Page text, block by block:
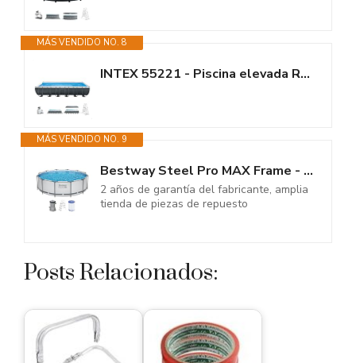
MÁS VENDIDO NO. 8
INTEX 55221 - Piscina elevada Rectangular Ultra XTR Frame 732x366x132 cm +...
MÁS VENDIDO NO. 9
Bestway Steel Pro MAX Frame - Juego de Piscina con Bomba de Filtro...
2 años de garantía del fabricante, amplia
tienda de piezas de repuesto
Posts Relacionados: